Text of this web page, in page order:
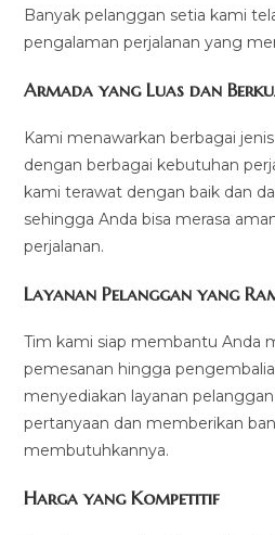
Banyak pelanggan setia kami
pengalaman perjalanan yang
Armada yang Luas dan
Kami menawarkan berbagai
dengan berbagai kebutuhan
kami terawat dengan baik dan
sehingga Anda bisa merasa
perjalanan.
Layanan Pelanggan yang
Tim kami siap membantu Anda
pemesanan hingga
menyediakan layanan
pertanyaan dan memberikan
membutuhkannya.
Harga yang Kompetitif